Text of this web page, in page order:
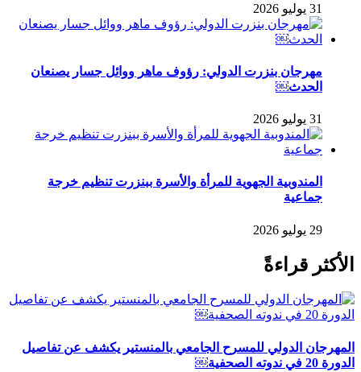
31 يوليو 2026
مهرجان بنزرت الدولي: رؤوف ماهر ووائل جسار يصنعان
الحدث￼
31 يوليو 2026
المندوبية الجهوية للمرأة والأسرة ببنزرت تنظيم خرجة
جماعية
29 يوليو 2026
الأكثر قراءةً
المهرجان الدولي للمسرح الجامعي بالمنستير يكشف عن تفاصيل
الدورة 20 في ندوته الصحفية￼